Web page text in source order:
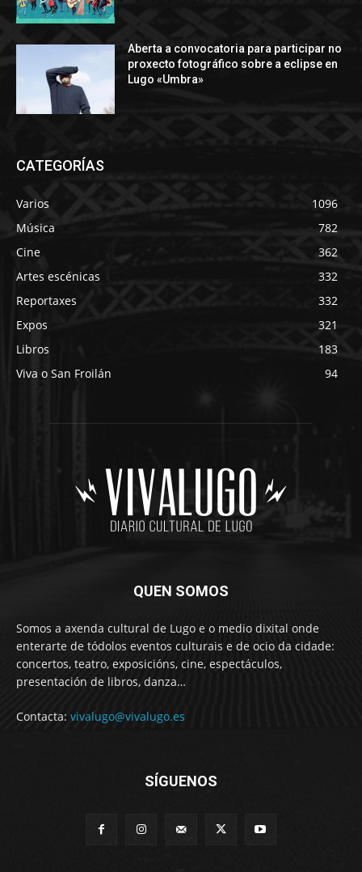
Aberta a convocatoria para participar no
proxecto fotográfico sobre a eclipse en
Lugo «Umbra»
CATEGORÍAS
Varios
1096
Música
782
Cine
362
Artes escénicas
332
Reportaxes
332
Expos
321
Libros
183
Viva o San Froilán
94
QUEN SOMOS
Somos a axenda cultural de Lugo e o medio dixital onde
enterarte de tódolos eventos culturais e de ocio da cidade:
concertos, teatro, exposicións, cine, espectáculos,
presentación de libros, danza…
Contacta: vivalugo@vivalugo.es
SÍGUENOS